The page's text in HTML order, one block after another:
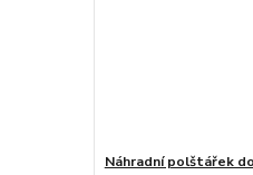
Náhradní polštářek